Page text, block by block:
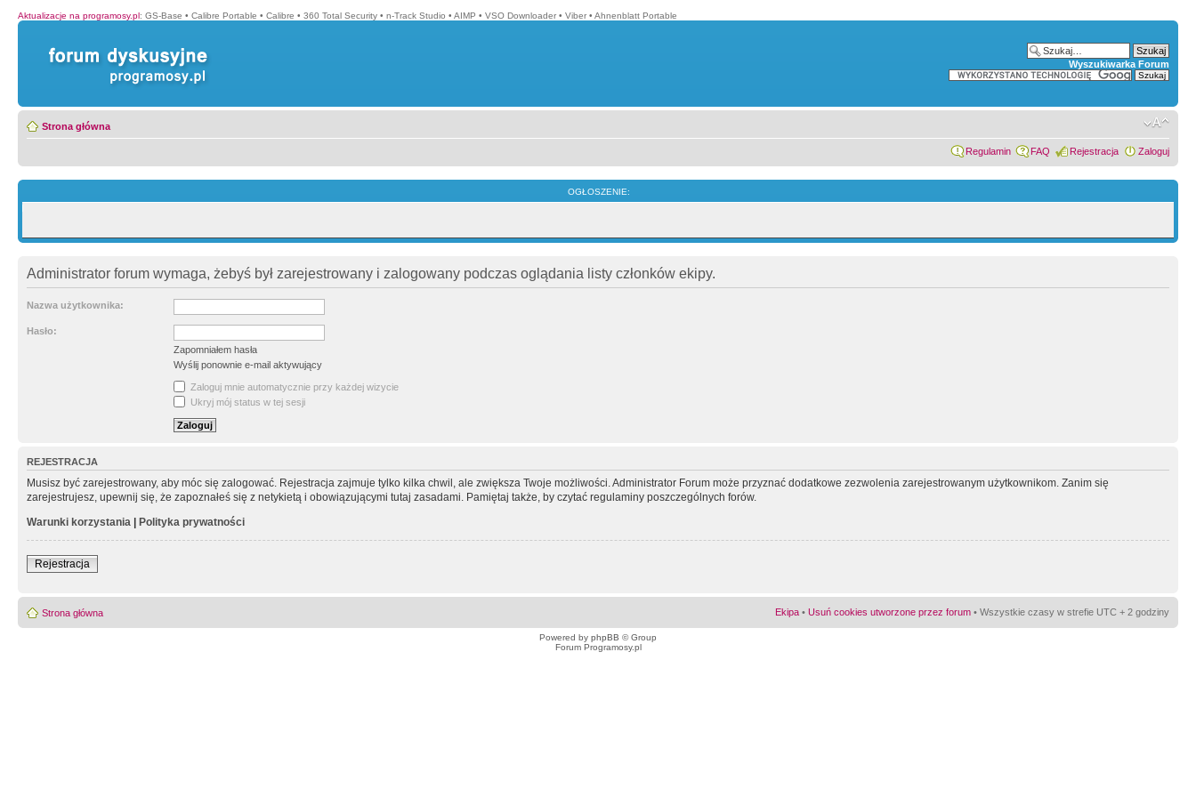
Aktualizacje na programosy.pl: GS-Base • Calibre Portable • Calibre • 360 Total Security • n-Track Studio • AIMP • VSO Downloader • Viber • Ahnenblatt Portable
Wyszukiwarka Forum
Strona główna
Regulamin FAQ Rejestracja Zaloguj
OGŁOSZENIE:
Administrator forum wymaga, żebyś był zarejestrowany i zalogowany podczas oglądania listy członków ekipy.
Nazwa użytkownika:
Hasło:
Zapomniałem hasła
Wyślij ponownie e-mail aktywujący
Zaloguj mnie automatycznie przy każdej wizycie
Ukryj mój status w tej sesji
REJESTRACJA
Musisz być zarejestrowany, aby móc się zalogować. Rejestracja zajmuje tylko kilka chwil, ale zwiększa Twoje możliwości. Administrator Forum może przyznać dodatkowe zezwolenia zarejestrowanym użytkownikom. Zanim się
zarejestrujesz, upewnij się, że zapoznałeś się z netykietą i obowiązującymi tutaj zasadami. Pamiętaj także, by czytać regulaminy poszczególnych forów.
Warunki korzystania | Polityka prywatności
Rejestracja
Strona główna Ekipa • Usuń cookies utworzone przez forum • Wszystkie czasy w strefie UTC + 2 godziny
Powered by phpBB © Group
Forum Programosy.pl